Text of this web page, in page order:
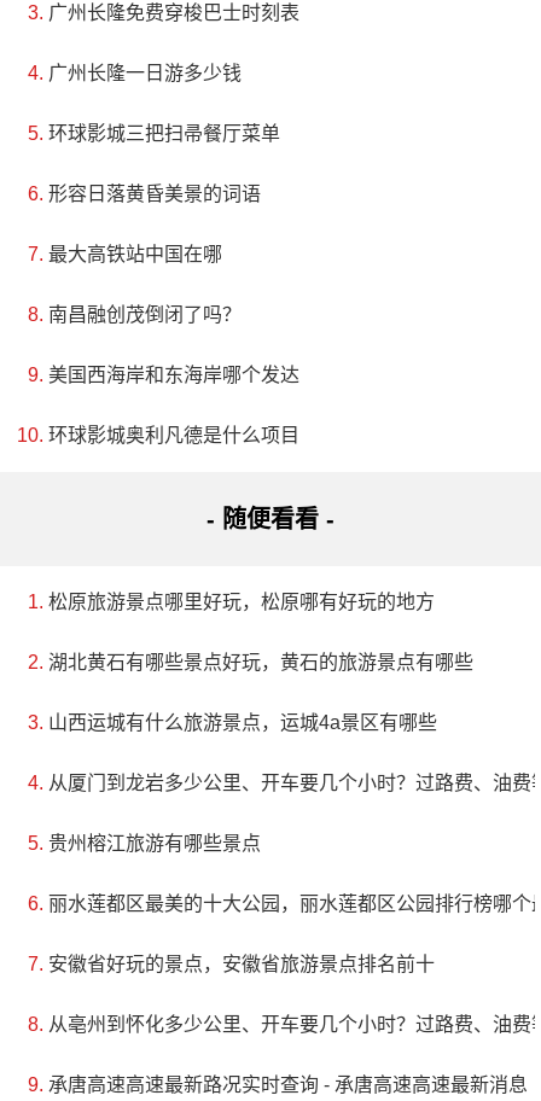
广州长隆免费穿梭巴士时刻表
广州长隆一日游多少钱
环球影城三把扫帚餐厅菜单
形容日落黄昏美景的词语
最大高铁站中国在哪
南昌融创茂倒闭了吗？
美国西海岸和东海岸哪个发达
环球影城奥利凡德是什么项目
- 随便看看 -
松原旅游景点哪里好玩，松原哪有好玩的地方
湖北黄石有哪些景点好玩，黄石的旅游景点有哪些
山西运城有什么旅游景点，运城4a景区有哪些
从厦门到龙岩多少公里、开车要几个小时？过路费、油费
贵州榕江旅游有哪些景点
丽水莲都区最美的十大公园，丽水莲都区公园排行榜哪个
安徽省好玩的景点，安徽省旅游景点排名前十
从亳州到怀化多少公里、开车要几个小时？过路费、油费
承唐高速高速最新路况实时查询 - 承唐高速高速最新消息